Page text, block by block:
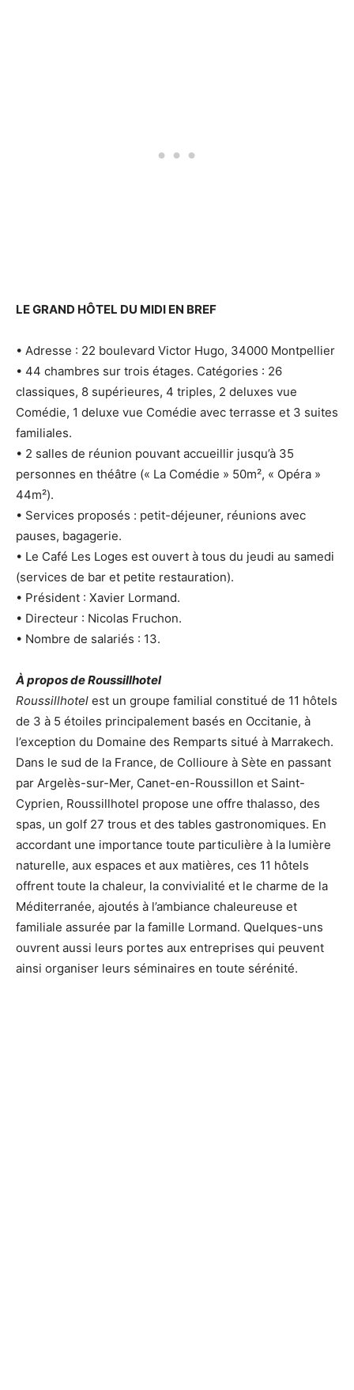
LE GRAND HÔTEL DU MIDI EN BREF
• Adresse : 22 boulevard Victor Hugo, 34000 Montpellier
• 44 chambres sur trois étages. Catégories : 26
classiques, 8 supérieures, 4 triples, 2 deluxes vue
Comédie, 1 deluxe vue Comédie avec terrasse et 3 suites
familiales.
• 2 salles de réunion pouvant accueillir jusqu’à 35
personnes en théâtre (« La Comédie » 50m², « Opéra »
44m²).
• Services proposés : petit-déjeuner, réunions avec
pauses, bagagerie.
• Le Café Les Loges est ouvert à tous du jeudi au samedi
(services de bar et petite restauration).
• Président : Xavier Lormand.
• Directeur : Nicolas Fruchon.
• Nombre de salariés : 13.
À propos de Roussillhotel
Roussillhotel est un groupe familial constitué de 11 hôtels
de 3 à 5 étoiles principalement basés en Occitanie, à
l’exception du Domaine des Remparts situé à Marrakech.
Dans le sud de la France, de Collioure à Sète en passant
par Argelès-sur-Mer, Canet-en-Roussillon et Saint-
Cyprien, Roussillhotel propose une offre thalasso, des
spas, un golf 27 trous et des tables gastronomiques. En
accordant une importance toute particulière à la lumière
naturelle, aux espaces et aux matières, ces 11 hôtels
offrent toute la chaleur, la convivialité et le charme de la
Méditerranée, ajoutés à l’ambiance chaleureuse et
familiale assurée par la famille Lormand. Quelques-uns
ouvrent aussi leurs portes aux entreprises qui peuvent
ainsi organiser leurs séminaires en toute sérénité.